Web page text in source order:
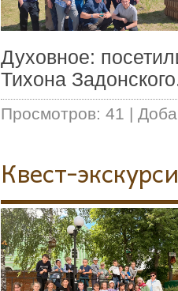
Духовное:
Тихона
Просмотров: 41 |
Квест-